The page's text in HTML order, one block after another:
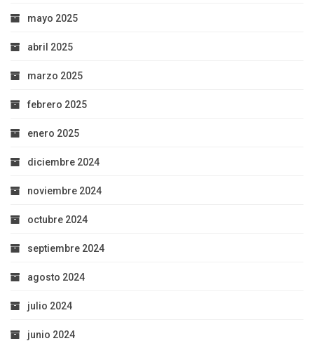
mayo 2025
abril 2025
marzo 2025
febrero 2025
enero 2025
diciembre 2024
noviembre 2024
octubre 2024
septiembre 2024
agosto 2024
julio 2024
junio 2024